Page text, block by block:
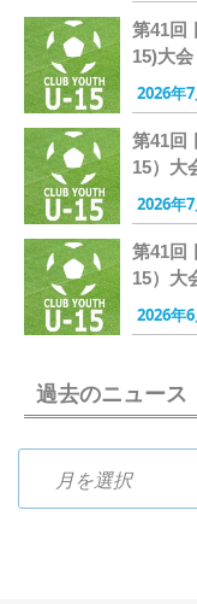
第41回
15)大
2026年
第41回
15）大
2026年
第41回
15）大
2026年
過去のニュース
過去のニュース